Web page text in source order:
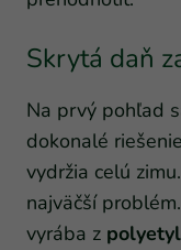
Skrytá daň
Na prvý pohľad
dokonalé
vydržia celú
najväčší
vyrába z